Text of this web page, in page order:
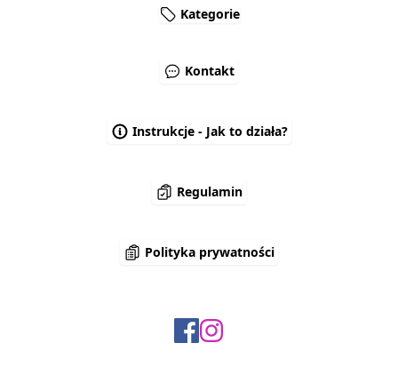
Kategorie
Kontakt
Instrukcje - Jak to działa?
Regulamin
Polityka prywatności